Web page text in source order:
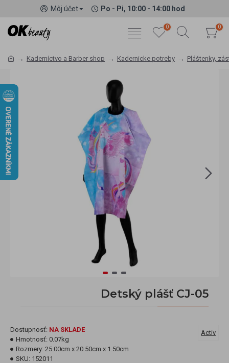
Môj účet Po - Pi, 10:00 - 14:00 hod
0 0
Kaderníctvo a Barber shop Kadernicke potreby Pláštenky,
Detský plášť CJ-05
Dostupnosť: NA SKLADE
Hmotnosť: 0.07kg
Rozmery: 25.00cm x 20.50cm x 1.50cm
SKU: 152011
Activ